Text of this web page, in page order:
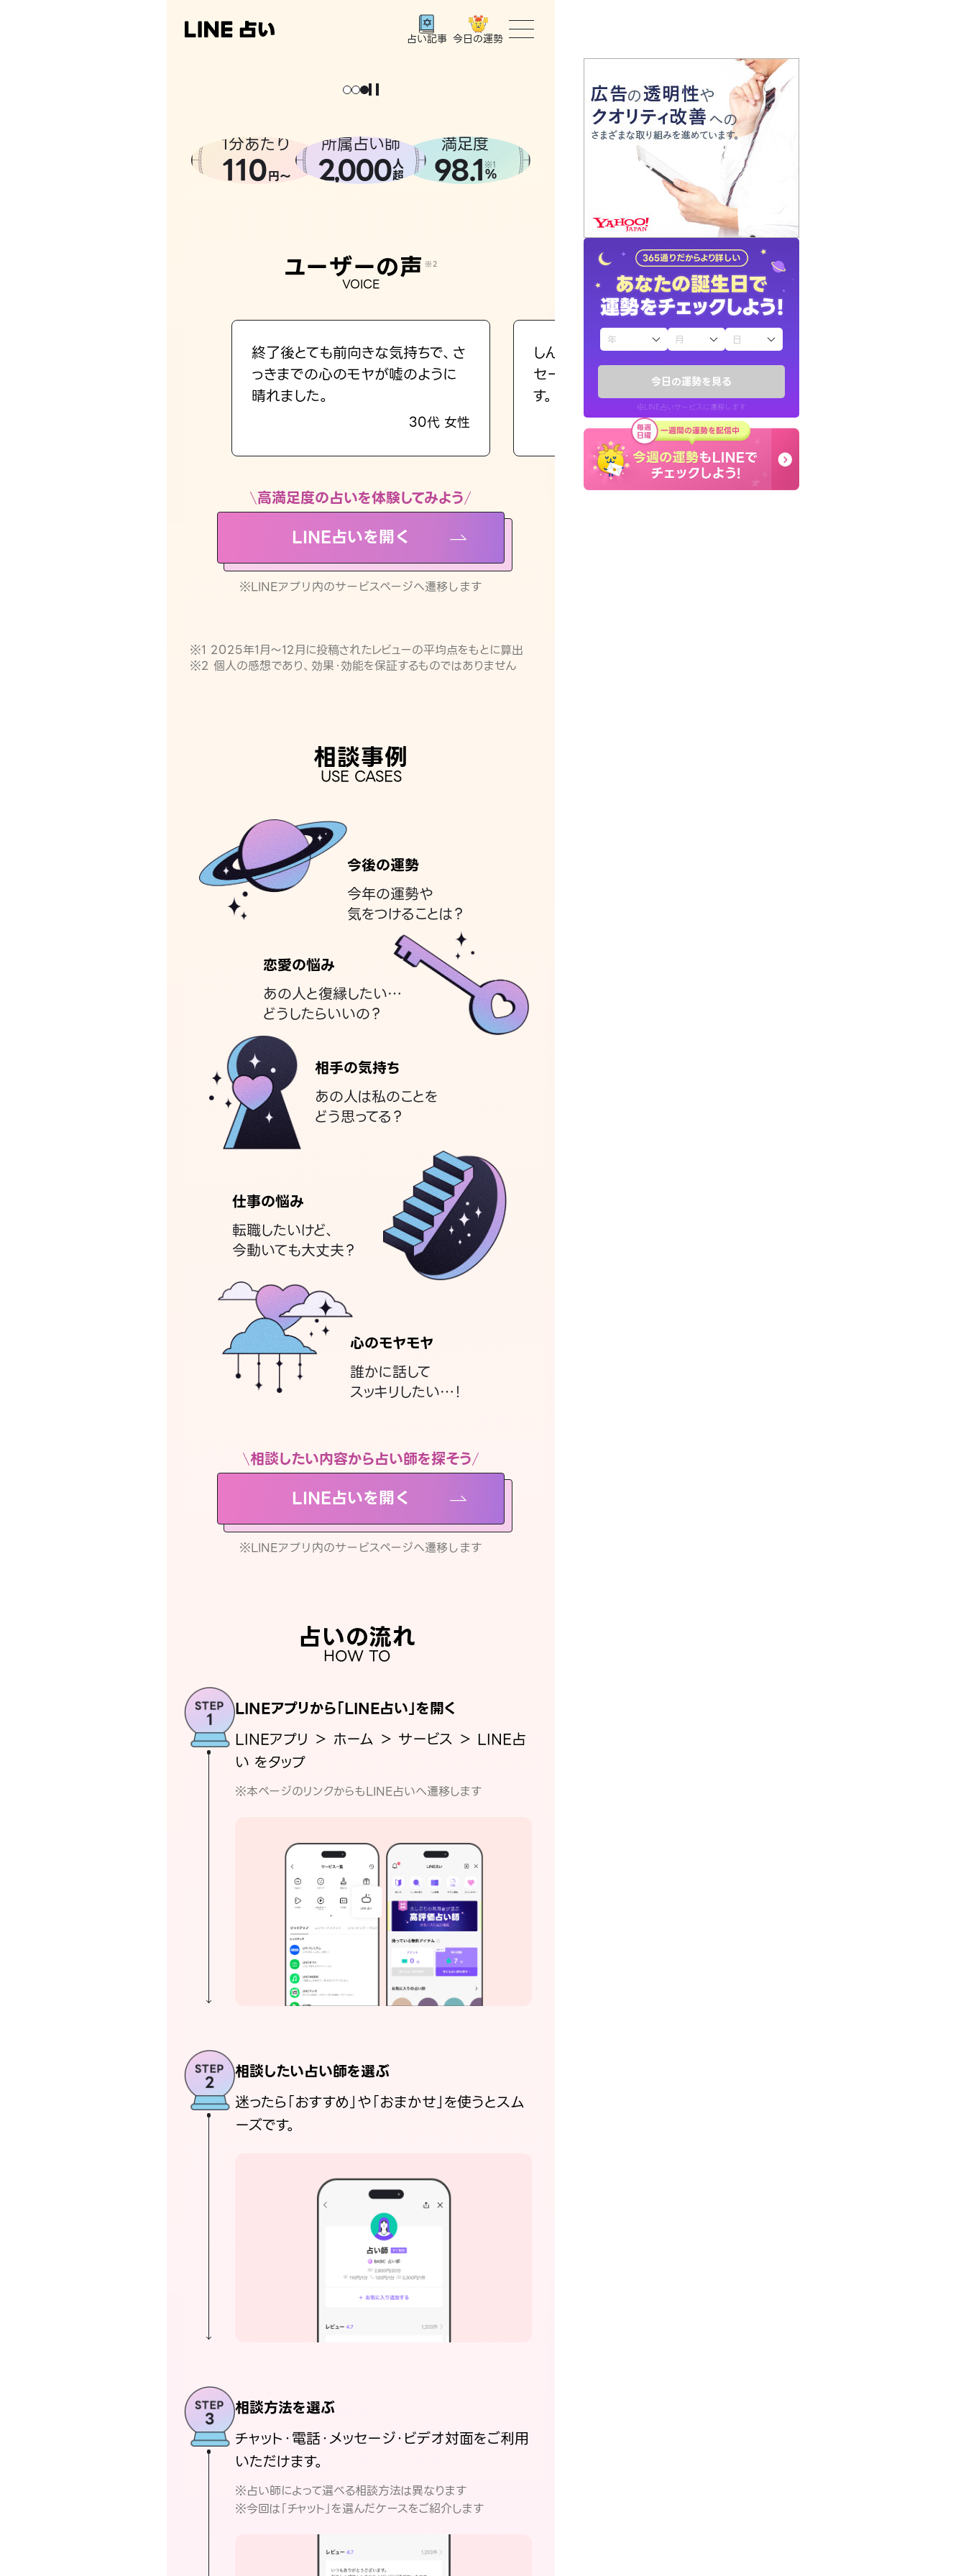
今日の運勢を見る
※LINE占いサービスに遷移します
占い記事 今日の運勢
トップ
ユーザーの声
占いの流れ
おすすめの占い師
よくある質問
えもじの子（占）12星座占い
お知らせ
。
1分あたり
110円〜
所属占い師
2,000人
超
満足度
98.1 ※1
%
ユーザーの声 ※2
VOICE
終了後とても前向きな気持ちで、さ
っきまでの心のモヤが嘘のように
晴れました。
30代 女性
しんどくなってましたが、先生のメッ
セージを読み返してお守りにしてま
す。
40代 女性
高満足度の占いを体験してみよう
LINE占いを開く
※LINEアプリ内のサービスページへ遷移します
※1 2025年1月〜12月に投稿されたレビューの平均点をもとに算出
※2 個人の感想であり、効果・効能を保証するものではありません
相談事例
USE CASES
今後の運勢
今年の運勢や
気をつけることは？
恋愛の悩み
あの人と復縁したい…
どうしたらいいの？
相手の気持ち
あの人は私のことを
どう思ってる？
仕事の悩み
転職したいけど、
今動いても大丈夫？
心のモヤモヤ
誰かに話して
スッキリしたい…！
相談したい内容から占い師を探そう
LINE占いを開く
※LINEアプリ内のサービスページへ遷移します
占いの流れ
HOW TO
LINEアプリから「LINE占い」を開く
LINEアプリ ＞ ホーム ＞ サービス ＞ LINE占
い をタップ
※本ページのリンクからもLINE占いへ遷移します
相談したい占い師を選ぶ
迷ったら「おすすめ」や「おまかせ」を使うとスム
ーズです。
相談方法を選ぶ
チャット・電話・メッセージ・ビデオ対面をご利用
いただけます。
※占い師によって選べる相談方法は異なります
※今回は「チャット」を選んだケースをご紹介します